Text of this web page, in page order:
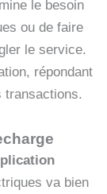
le besoin
ou de faire
le service.
répondant
transactions.
va bien